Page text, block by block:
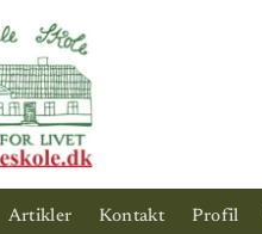
Artikler Kontakt Profil